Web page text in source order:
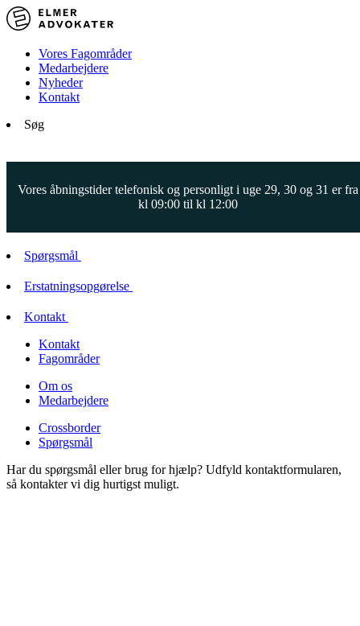
Vores Fagområder
Medarbejdere
Nyheder
Kontakt
Søg
Vores åbningstider telefonisk og personligt i uge 29, 30 og 31 er fra
kl 09:00 til kl 12:00
Spørgsmål
Erstatningsopgørelse
Kontakt
Kontakt
Fagområder
Om os
Medarbejdere
Crossborder
Spørgsmål
Har du spørgsmål eller brug for hjælp? Udfyld kontaktformularen,
så kontakter vi dig hurtigst muligt.